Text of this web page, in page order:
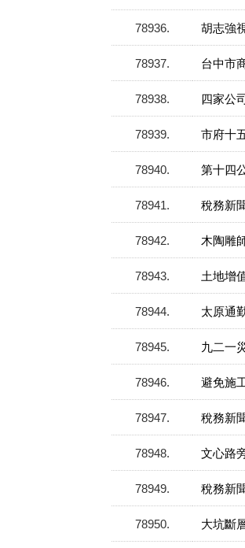
78936 胡志強
78937 台中市
78938 四家公
78939 市府十
78940 第十四
78941 稅務新
78942 木陶雕
78943 土地增
78944 太原通
78945 九二一
78946 避免施
78947 稅務新
78948 文心路
78949 稅務新
78950 大坑斷